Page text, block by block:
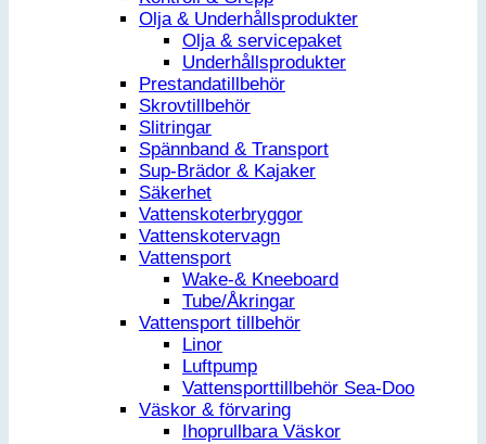
Olja & Underhållsprodukter
Olja & servicepaket
Underhållsprodukter
Prestandatillbehör
Skrovtillbehör
Slitringar
Spännband & Transport
Sup-Brädor & Kajaker
Säkerhet
Vattenskoterbryggor
Vattenskotervagn
Vattensport
Wake-& Kneeboard
Tube/Åkringar
Vattensport tillbehör
Linor
Luftpump
Vattensporttillbehör Sea-Doo
Väskor & förvaring
Ihoprullbara Väskor